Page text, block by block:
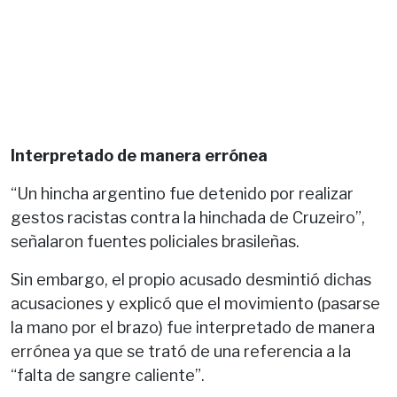
Interpretado de manera errónea
“Un hincha argentino fue detenido por realizar
gestos racistas contra la hinchada de Cruzeiro”,
señalaron fuentes policiales brasileñas.
Sin embargo, el propio acusado desmintió dichas
acusaciones y explicó que el movimiento (pasarse
la mano por el brazo) fue interpretado de manera
errónea ya que se trató de una referencia a la
“falta de sangre caliente”.